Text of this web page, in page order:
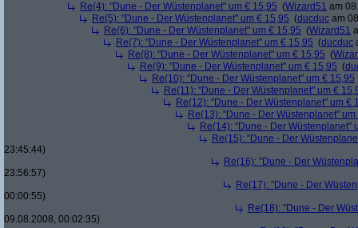
Re(4): "Dune - Der Wüstenplanet" um € 15,95 (Wizard51 am
Re(5): "Dune - Der Wüstenplanet" um € 15,95 (ducduc am
Re(6): "Dune - Der Wüstenplanet" um € 15,95 (Wizard51
Re(7): "Dune - Der Wüstenplanet" um € 15,95 (ducduc
Re(8): "Dune - Der Wüstenplanet" um € 15,95 (
Re(9): "Dune - Der Wüstenplanet" um € 15,95 (
Re(10): "Dune - Der Wüstenplanet" um € 15,95
Re(11): "Dune - Der Wüstenplanet" um €
Re(12): "Dune - Der Wüstenplanet" um €
Re(13): "Dune - Der Wüstenplanet"
Re(14): "Dune - Der Wüstenplanet"
Re(15): "Dune - Der
23:45:44)
Re(16): "Dune - Der
23:56:57)
Re(17): "Dune - Der
00:00:55)
Re(18): "Dune - Der
09.08.2008, 00:02:35)